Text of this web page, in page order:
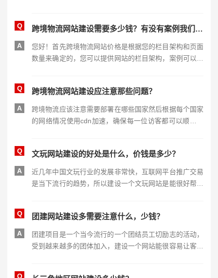
Q
跨境物流网站建设需要多少钱？有没有案例我们参考一下
A
您好！首先跨境物流网站价格是根据您的栏目架构和页面
数量来确定的，您可以提供网站的栏目架构，案例可以联
Q 跨境物流网站建设应注意那些问题？
A
跨境物流应该注意需要部署在哪些国家然后根据每个国家
的网络情况使用cdn加速，确保每一位访客都可以顺利的
Q 文玩网站建设的好处是什么，价钱是多少？
A
近几年中国文玩行业的发展非常快，互联网平台推广交易
是当下流行的趋势，所以建设一个文玩网站是能很好帮助
Q 团建网站建设多需要注意什么，少钱？
A
团建项目是一个当今流行的一个团结员工切励志的活动，
受到越来越多的团体加入，建设一个网站能很容易让客户
Q